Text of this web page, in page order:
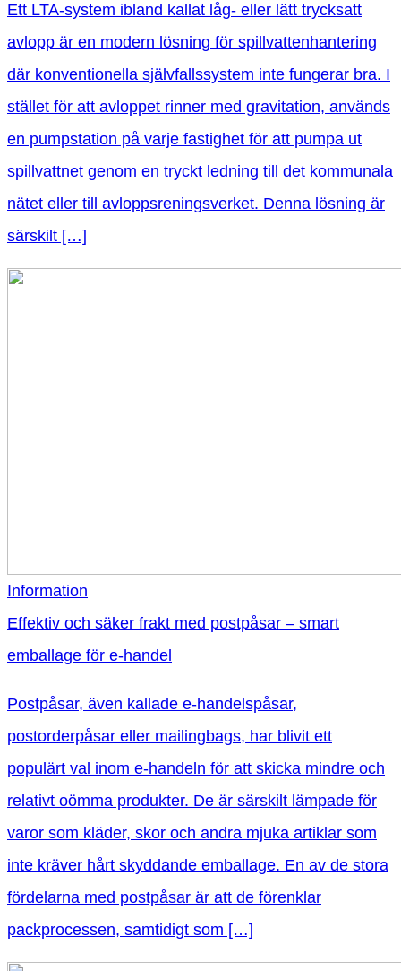
Ett LTA-system ibland kallat låg- eller lätt trycksatt
avlopp är en modern lösning för spillvattenhantering
där konventionella självfallssystem inte fungerar bra. I
stället för att avloppet rinner med gravitation, används
en pumpstation på varje fastighet för att pumpa ut
spillvattnet genom en tryckt ledning till det kommunala
nätet eller till avloppsreningsverket. Denna lösning är
särskilt […]
Information
Effektiv och säker frakt med postpåsar – smart
emballage för e-handel
Postpåsar, även kallade e-handelspåsar,
postorderpåsar eller mailingbags, har blivit ett
populärt val inom e-handeln för att skicka mindre och
relativt oömma produkter. De är särskilt lämpade för
varor som kläder, skor och andra mjuka artiklar som
inte kräver hårt skyddande emballage. En av de stora
fördelarna med postpåsar är att de förenklar
packprocessen, samtidigt som […]